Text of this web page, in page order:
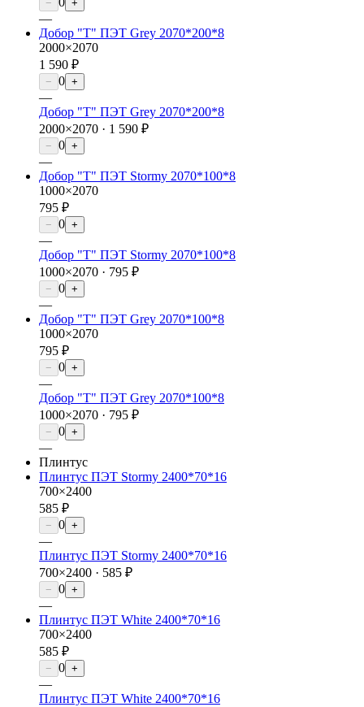
− +
—
Добор "Т" ПЭТ Grey 2070*200*8
2000×2070
1 590 ₽
− 0 +
—
Добор "Т" ПЭТ Grey 2070*200*8
2000×2070 · 1 590 ₽
− 0 +
—
Добор "Т" ПЭТ Stormy 2070*100*8
1000×2070
795 ₽
− 0 +
—
Добор "Т" ПЭТ Stormy 2070*100*8
1000×2070 · 795 ₽
− 0 +
—
Добор "Т" ПЭТ Grey 2070*100*8
1000×2070
795 ₽
− 0 +
—
Добор "Т" ПЭТ Grey 2070*100*8
1000×2070 · 795 ₽
− 0 +
—
Плинтус
Плинтус ПЭТ Stormy 2400*70*16
700×2400
585 ₽
− 0 +
—
Плинтус ПЭТ Stormy 2400*70*16
700×2400 · 585 ₽
− 0 +
—
Плинтус ПЭТ White 2400*70*16
700×2400
585 ₽
− 0 +
—
Плинтус ПЭТ White 2400*70*16